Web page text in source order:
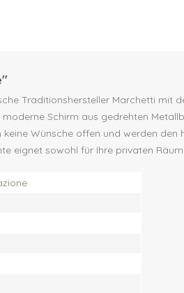
Traditionshersteller Marchetti
Schirm aus gedrehten
Wünsche offen und werden
eignet sowohl für Ihre privaten